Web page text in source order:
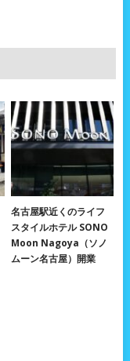
名古屋駅近くのライフ
スタイルホテル SONO
Moon Nagoya（ソノ
ムーン名古屋）開業